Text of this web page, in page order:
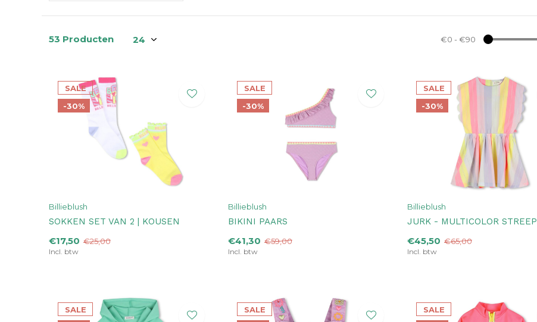
53 Producten €0 - €90
SALE
-30%
Billieblush
SOKKEN SET VAN 2 | KOUSEN
€17,50 €25,00
Incl. btw
SALE
-30%
Billieblush
BIKINI PAARS
€41,30 €59,00
Incl. btw
SALE
-30%
Billieblush
JURK - MULTICOLOR STREEP
€45,50 €65,00
Incl. btw
SALE
SALE
SALE